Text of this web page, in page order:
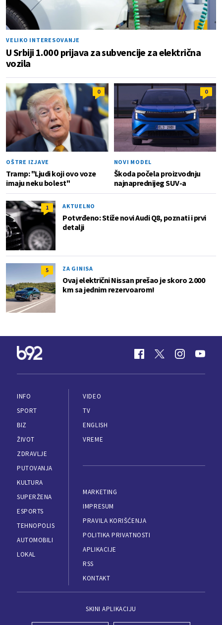
VELIKO INTERESOVANJE
U Srbiji 1.000 prijava za subvencije za električna
vozila
0
OŠTRE IZJAVE
Tramp: "Ljudi koji ovo voze
imaju neku bolest"
0
NOVI MODEL
Škoda počela proizvodnju
najnaprednijeg SUV-a
1 AKTUELNO
Potvrđeno: Stiže novi Audi Q8, poznati i prvi
detalji
5 ZA GINISA
Ovaj električni Nissan prešao je skoro 2.000
km sa jednim rezervoarom!
INFO
SPORT
BIZ
ŽIVOT
ZDRAVLJE
PUTOVANJA
KULTURA
SUPERŽENA
ESPORTS
TEHNOPOLIS
AUTOMOBILI
LOKAL
VIDEO
TV
ENGLISH
VREME
MARKETING
IMPRESUM
PRAVILA KORIŠĆENJA
POLITIKA PRIVATNOSTI
APLIKACIJE
RSS
KONTAKT
SKINI APLIKACIJU